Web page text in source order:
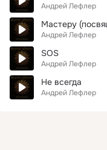
Андрей Лефлер
Мастеру
Андрей Лефлер
SOS
Андрей Лефлер
Не всегда
Андрей Лефлер